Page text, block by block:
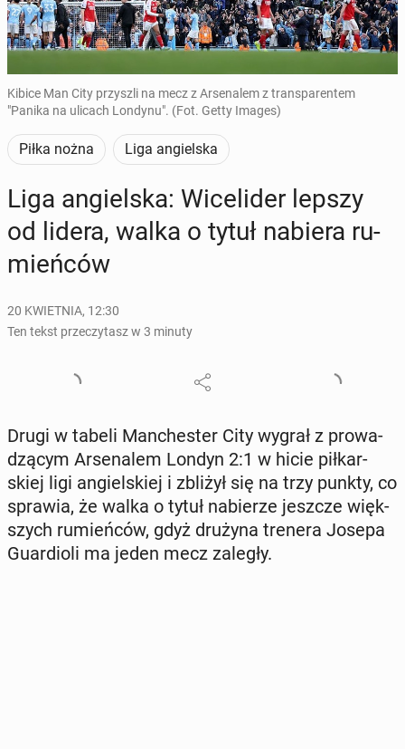
Kibice Man City przyszli na mecz z Arsenalem z transparentem
"Panika na ulicach Londynu". (Fot. Getty Images)
Piłka nożna Liga angielska
Liga an­giel­ska: Wi­ce­li­der lepszy
od lidera, walka o tytuł nabiera ru­
mień­ców
20 KWIETNIA, 12:30
Ten tekst przeczytasz w 3 minuty
Drugi w tabeli Man­che­ster City wygrał z pro­wa­
dzą­cym Ar­se­na­lem Londyn 2:1 w hicie pił­kar­
skiej ligi an­giel­skiej i zbliżył się na trzy punkty, co
sprawia, że walka o tytuł na­bie­rze jeszcze więk­
szych ru­mień­ców, gdyż drużyna trenera Josepa
Gu­ar­dio­li ma jeden mecz zaległy.